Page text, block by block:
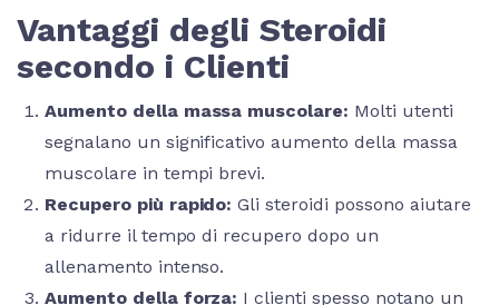
Vantaggi degli Steroidi
secondo i Clienti
Aumento della massa muscolare: Molti utenti
segnalano un significativo aumento della massa
muscolare in tempi brevi.
Recupero più rapido: Gli steroidi possono aiutare
a ridurre il tempo di recupero dopo un
allenamento intenso.
Aumento della forza: I clienti spesso notano un